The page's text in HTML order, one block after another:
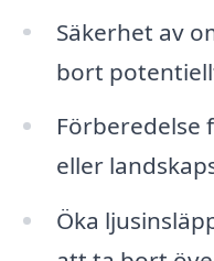
Säkerhet av
bort
Förberedelse
eller
Öka